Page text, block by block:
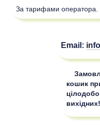
За тарифами оператора.
Email:
кошик
вихідних!